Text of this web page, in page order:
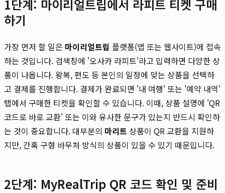
1단계: 마이리얼트립에서 라피트 티켓 구매
하기
가장 먼저 할 일은 마이리얼트립 플랫폼(앱 또는 웹사이트)에 접속
하는 것입니다. 검색창에 '오사카 라피트'라고 입력하면 다양한 상
품이 나옵니다. 왕복, 편도 등 본인의 일정에 맞는 상품을 선택하
고 결제를 진행합니다. 결제가 완료되면 '내 여행' 또는 '예약 내역'
탭에서 구매한 티켓을 확인할 수 있습니다. 이때, 상품 설명에 'QR
코드로 바로 교환' 또는 이와 유사한 문구가 있는지 반드시 확인하
는 것이 중요합니다. 대부분의 마리트 상품이 QR 교환을 지원하
지만, 간혹 구형 바우처 방식의 상품이 있을 수 있기 때문입니다.
2단계: MyRealTrip QR 코드 확인 및 준비